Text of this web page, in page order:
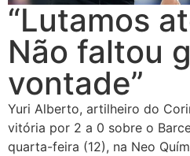
“Lutamos
Não faltou
vontade”
Yuri Alberto, artilheiro do
vitória por 2 a 0 sobre o
quarta-feira (12), na Neo